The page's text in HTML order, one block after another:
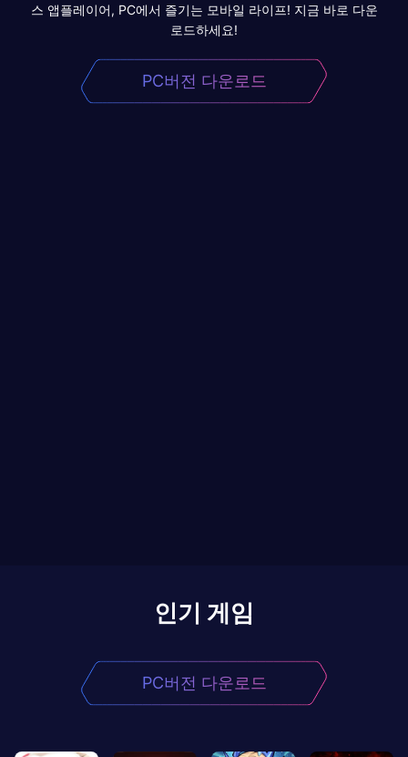
스 앱플레이어, PC에서 즐기는 모바일 라이프! 지금 바로 다운
로드하세요!
PC버전 다운로드
인기 게임
PC버전 다운로드